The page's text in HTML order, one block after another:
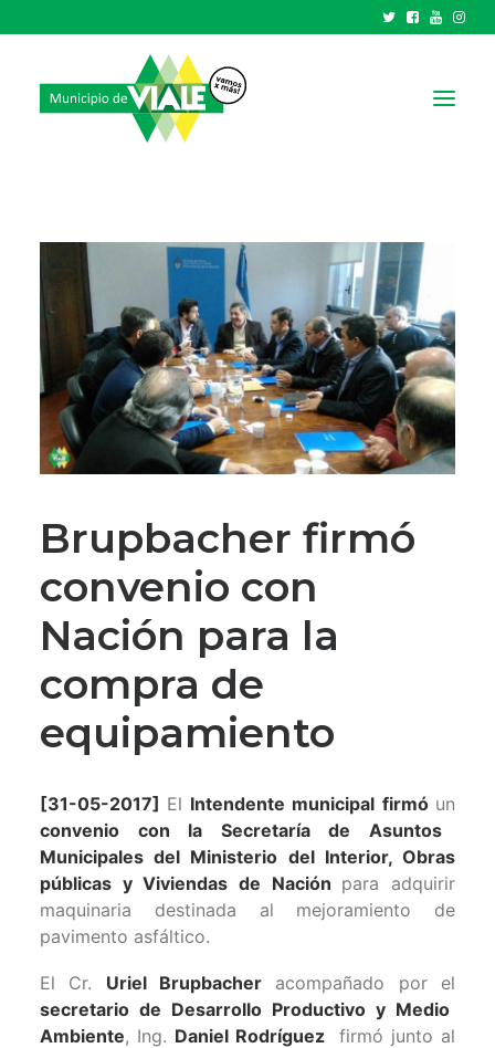
GOBIERNO
HCD
TRÁMITES Y SERVICIOS
CIUDAD
PARQUE INDUSTRIAL
RECAUDACIONES
Brupbacher firmó
convenio con
Nación para la
compra de
equipamiento
[31-05-2017] El Intendente municipal firmó un
convenio con la Secretaría de Asuntos
Municipales del Ministerio del Interior, Obras
públicas y Viviendas de Nación para adquirir
maquinaria destinada al mejoramiento de
pavimento asfáltico.
El Cr. Uriel Brupbacher acompañado por el
secretario de Desarrollo Productivo y Medio
Ambiente, Ing. Daniel Rodríguezfirmó junto al